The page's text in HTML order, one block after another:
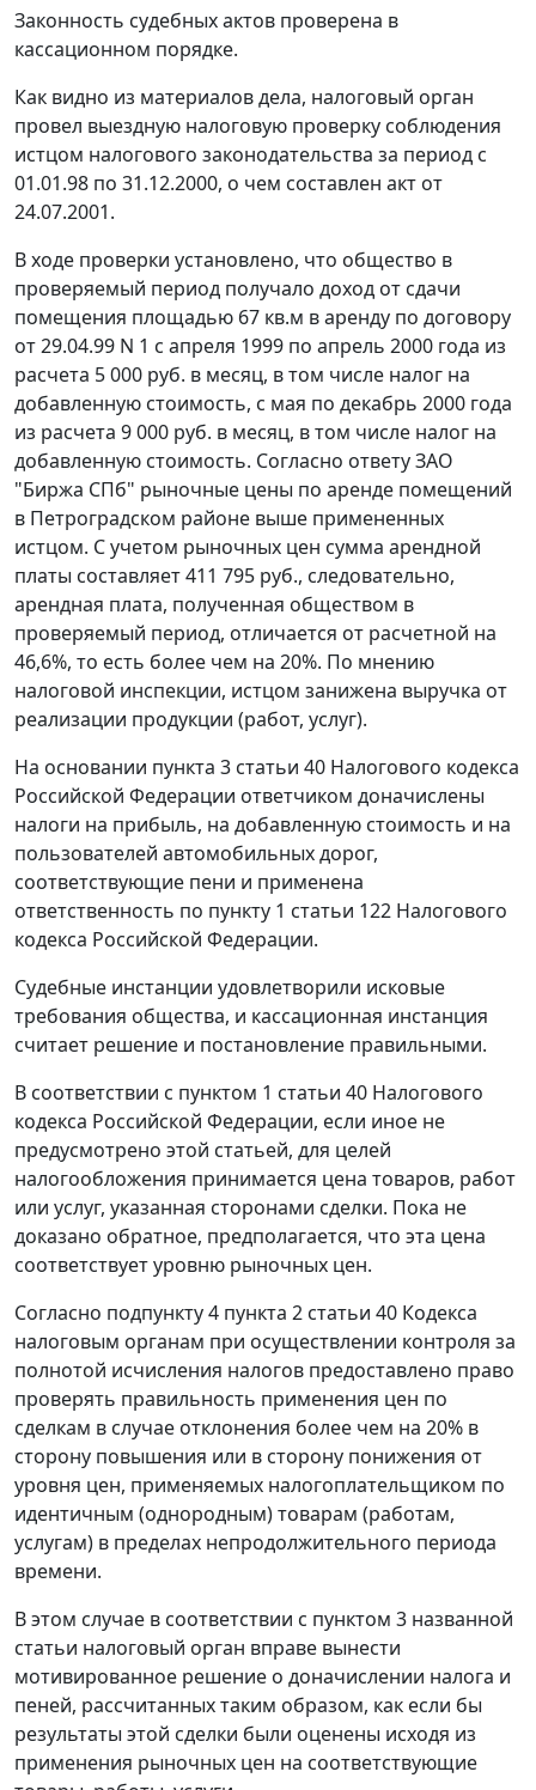
Законность судебных актов проверена в
кассационном порядке.
Как видно из материалов дела, налоговый орган
провел выездную налоговую проверку соблюдения
истцом налогового законодательства за период с
01.01.98 по 31.12.2000, о чем составлен акт от
24.07.2001.
В ходе проверки установлено, что общество в
проверяемый период получало доход от сдачи
помещения площадью 67 кв.м в аренду по договору
от 29.04.99 N 1 с апреля 1999 по апрель 2000 года из
расчета 5 000 руб. в месяц, в том числе налог на
добавленную стоимость, с мая по декабрь 2000 года
из расчета 9 000 руб. в месяц, в том числе налог на
добавленную стоимость. Согласно ответу ЗАО
"Биржа СПб" рыночные цены по аренде помещений
в Петроградском районе выше примененных
истцом. С учетом рыночных цен сумма арендной
платы составляет 411 795 руб., следовательно,
арендная плата, полученная обществом в
проверяемый период, отличается от расчетной на
46,6%, то есть более чем на 20%. По мнению
налоговой инспекции, истцом занижена выручка от
реализации продукции (работ, услуг).
На основании пункта 3 статьи 40 Налогового кодекса
Российской Федерации ответчиком доначислены
налоги на прибыль, на добавленную стоимость и на
пользователей автомобильных дорог,
соответствующие пени и применена
ответственность по пункту 1 статьи 122 Налогового
кодекса Российской Федерации.
Судебные инстанции удовлетворили исковые
требования общества, и кассационная инстанция
считает решение и постановление правильными.
В соответствии с пунктом 1 статьи 40 Налогового
кодекса Российской Федерации, если иное не
предусмотрено этой статьей, для целей
налогообложения принимается цена товаров, работ
или услуг, указанная сторонами сделки. Пока не
доказано обратное, предполагается, что эта цена
соответствует уровню рыночных цен.
Согласно подпункту 4 пункта 2 статьи 40 Кодекса
налоговым органам при осуществлении контроля за
полнотой исчисления налогов предоставлено право
проверять правильность применения цен по
сделкам в случае отклонения более чем на 20% в
сторону повышения или в сторону понижения от
уровня цен, применяемых налогоплательщиком по
идентичным (однородным) товарам (работам,
услугам) в пределах непродолжительного периода
времени.
В этом случае в соответствии с пунктом 3 названной
статьи налоговый орган вправе вынести
мотивированное решение о доначислении налога и
пеней, рассчитанных таким образом, как если бы
результаты этой сделки были оценены исходя из
применения рыночных цен на соответствующие